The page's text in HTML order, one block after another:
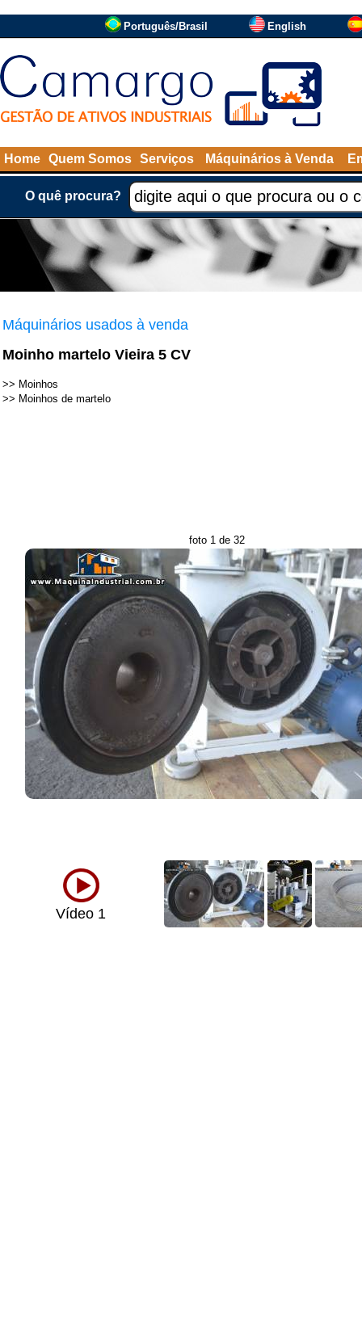
Português/Brasil English
Home Quem Somos Serviços Máquinários à Venda
O quê procura?
Máquinários usados à venda
Moinho martelo Vieira 5 CV
>> Moinhos
>> Moinhos de martelo
foto 1 de 32
Vídeo 1